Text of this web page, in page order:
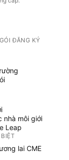
ĐĂNG KÝ
nhà môi giới
Leap
lai CME